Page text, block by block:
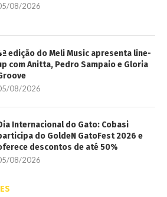
08/2026
edição do Meli Music apresenta line-
com Anitta, Pedro Sampaio e Gloria
08/2026
Internacional do Gato: Cobasi
do GoldeN GatoFest 2026 e
descontos de até 50%
08/2026